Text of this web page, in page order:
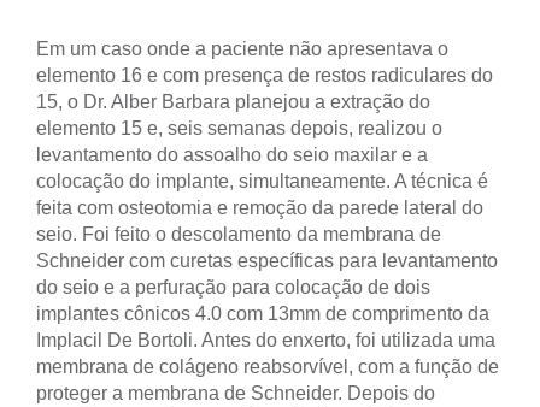
Em um caso onde a paciente não apresentava o
elemento 16 e com presença de restos radiculares do
15, o Dr. Alber Barbara planejou a extração do
elemento 15 e, seis semanas depois, realizou o
levantamento do assoalho do seio maxilar e a
colocação do implante, simultaneamente. A técnica é
feita com osteotomia e remoção da parede lateral do
seio. Foi feito o descolamento da membrana de
Schneider com curetas específicas para levantamento
do seio e a perfuração para colocação de dois
implantes cônicos 4.0 com 13mm de comprimento da
Implacil De Bortoli. Antes do enxerto, foi utilizada uma
membrana de colágeno reabsorvível, com a função de
proteger a membrana de Schneider. Depois do